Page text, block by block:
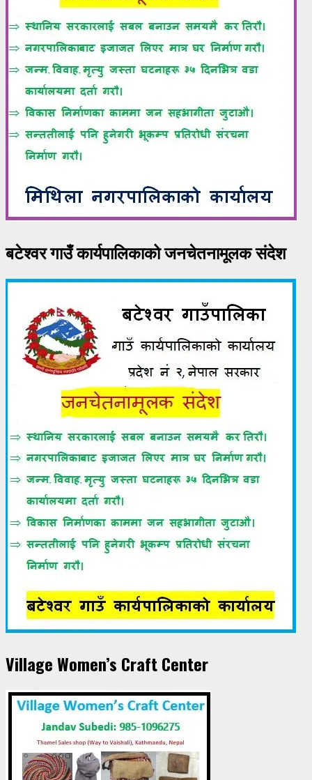
बटेश्वर गाउँ कार्यपालिकाको जनचेतनामूलक संदेश
Village Women’s Craft Center